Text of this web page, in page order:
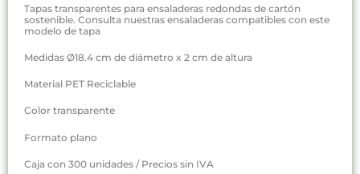
Tapas transparentes para ensaladeras redondas de cartón
sostenible. Consulta nuestras ensaladeras compatibles con este
modelo de tapa
Medidas Ø18.4 cm de diámetro x 2 cm de altura
Material PET Reciclable
Color transparente
Formato plano
Caja con 300 unidades / Precios sin IVA